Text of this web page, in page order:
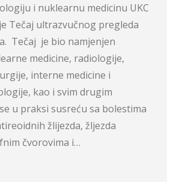
i nuklearnu medicinu UKC
Tečaj ultrazvučnog pregleda
Tečaj je bio namjenjen
medicine, radiologije,
interne medicine i
kao i svim drugim
u praksi susreću sa bolestima
žlijezda, žljezda
čvorovima i…